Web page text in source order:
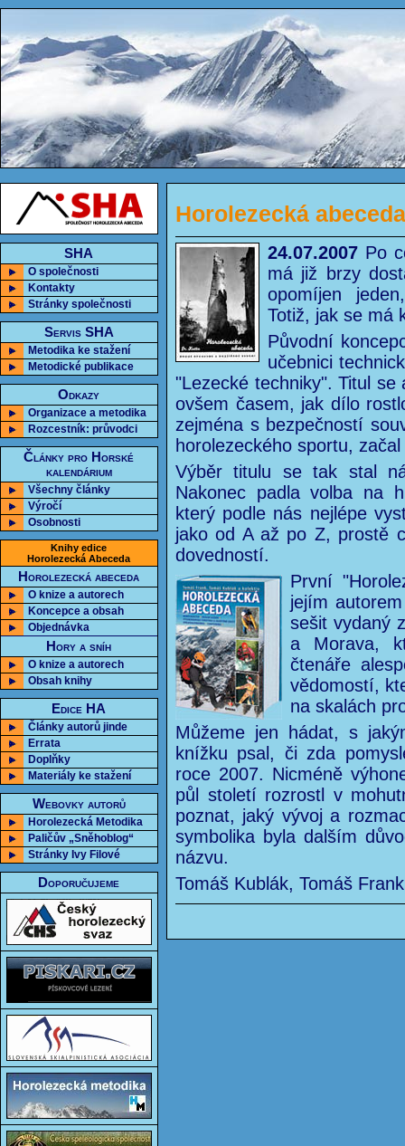
SHA
O společnosti
Kontakty
Stránky společnosti
Servis SHA
Metodika ke stažení
Metodické publikace
Odkazy
Organizace a metodika
Rozcestník: průvodci
Články pro Horské
kalendárium
Všechny články
Výročí
Osobnosti
Knihy edice
Horolezecká Abeceda
Horolezecká abeceda
O knize a autorech
Koncepce a obsah
Objednávka
Hory a sníh
O knize a autorech
Obsah knihy
Edice HA
Články autorů jinde
Errata
Doplňky
Materiály ke stažení
Webovky autorů
Horolezecká Metodika
Paličův „Sněhoblog“
Stránky Ivy Filové
Doporučujeme
Horolezecká
24.07.2007 Po
má již brzy
opomíjen
Totiž, jak se má
Původní
učebnici
"Lezecké techniky". Titul
ovšem časem, jak dílo
zejména s bezpečností
horolezeckého sportu,
Výběr titulu se tak stal
Nakonec padla volba na
který podle nás nejlépe
jako od A až po Z, prostě
dovedností.
První
jejím
sešit vydaný
a Morava,
čtenáře
vědomostí,
na skalách
Můžeme jen hádat, s
knížku psal, či zda
roce 2007. Nicméně
půl století rozrostl v
poznat, jaký vývoj a
symbolika byla dalším
názvu.
Tomáš Kublák, Tomáš Frank